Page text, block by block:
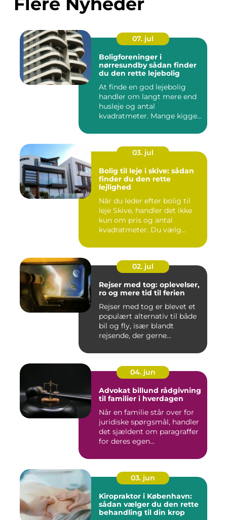
07. jul
Boligforeninger i
nørresundby sådan finder
du den rette lejebolig
At finde en god lejebolig
handler om langt mere end
husleje og antal
kvadratmeter. Mange kigger
03. jul
Bolig til leje i skive: sådan
finder du den rette
lejlighed
Når du leder efter bolig til
leje Skive, handler det ikke
kun om pris og antal
kvadratmeter. Du vælg...
02. jul
Rejser med tog: oplevelser,
ro og mere tid til ferien
Rejser med tog er blevet et
populært alternativ til både
bil og fly, især blandt
rejsende, der gerne...
04. jun
Advokat billund rådgivning
til familier i hverdagen
Når en familie står over for
juridiske spørgsmål, handler
det sjældent om paragraffer
for deres egen...
03. jun
Kiropraktor i København:
sådan vælger du den rette
behandling til din krop